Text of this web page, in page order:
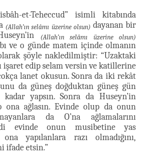
et-Teheccud” isimli kitabında
(Allah’ın selâmı üzerine olsun) dayanan bir
(Allah’ın selâmı üzerine olsun)
ve o günde matem içinde olmanın
şöyle nakledilmiştir: “Uzaktaki
işaret edip selam versin ve katillerine
lanet okusun. Sonra da iki rekât
da güneş doğduktan güneş gün
kadar yapsın. Sonra da Huseyn’in
ağlasın. Evinde olup da onun
da O’na ağlamalarını
evinde onun musibetine yas
yapılanlara razı olmadığını,
ifade etsin.”